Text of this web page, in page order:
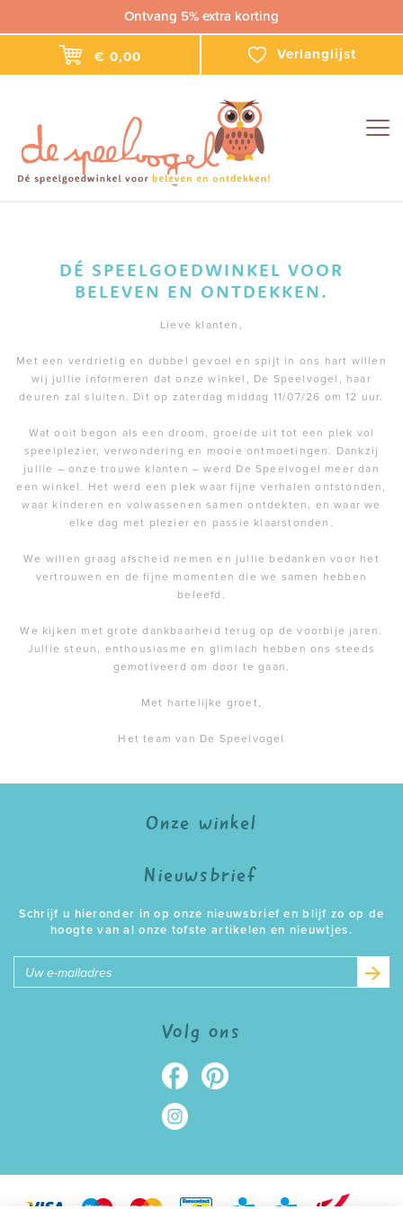
Ontvang 5% extra korting
€ 0,00 Verlanglijst
DÉ SPEELGOEDWINKEL VOOR
BELEVEN EN ONTDEKKEN.
Lieve klanten,
Met een verdrietig en dubbel gevoel en spijt in ons hart willen
wij jullie informeren dat onze winkel, De Speelvogel, haar
deuren zal sluiten. Dit op zaterdag middag 11/07/26 om 12 uur.
Wat ooit begon als een droom, groeide uit tot een plek vol
speelplezier, verwondering en mooie ontmoetingen. Dankzij
jullie – onze trouwe klanten – werd De Speelvogel meer dan
een winkel. Het werd een plek waar fijne verhalen ontstonden,
waar kinderen en volwassenen samen ontdekten, en waar we
elke dag met plezier en passie klaarstonden.
We willen graag afscheid nemen en jullie bedanken voor het
vertrouwen en de fijne momenten die we samen hebben
beleefd.
We kijken met grote dankbaarheid terug op de voorbije jaren.
Jullie steun, enthousiasme en glimlach hebben ons steeds
gemotiveerd om door te gaan.
Met hartelijke groet,
Het team van De Speelvogel
Onze winkel
Nieuwsbrief
Schrijf u hieronder in op onze nieuwsbrief en blijf zo op de
hoogte van al onze tofste artikelen en nieuwtjes.
Volg ons